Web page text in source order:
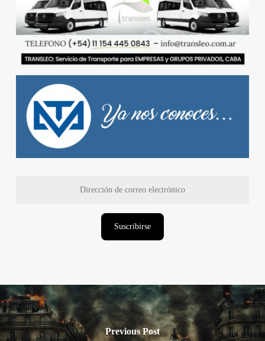
Suscribirse
Previous Post